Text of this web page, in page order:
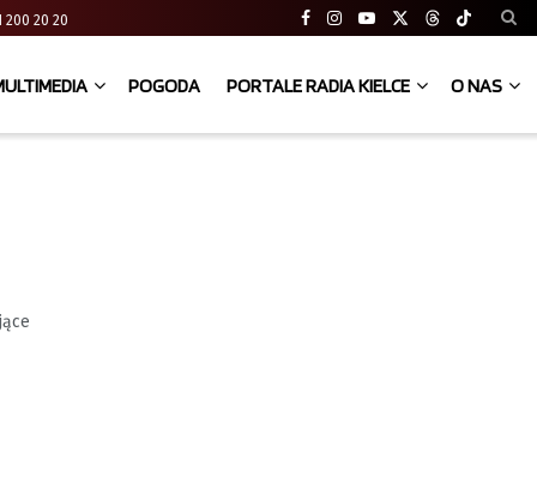
200 20 20
POGODA PORTALE RADIA KIELCE O NAS